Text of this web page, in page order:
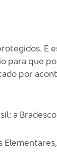
E
para que
por
a